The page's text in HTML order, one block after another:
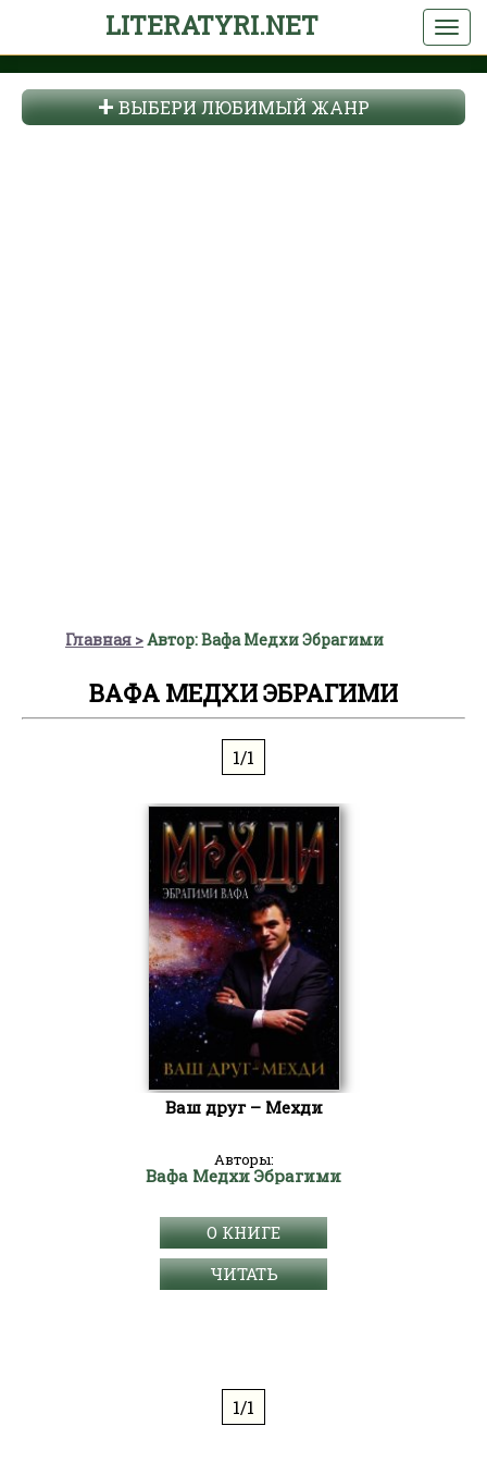
LITERATYRI.NET
ВЫБЕРИ ЛЮБИМЫЙ ЖАНР
Главная Автор: Вафа Медхи Эбрагими
ВАФА МЕДХИ ЭБРАГИМИ
1/1
Ваш друг – Мехди
Авторы:
Вафа Медхи Эбрагими
О КНИГЕ
ЧИТАТЬ
1/1